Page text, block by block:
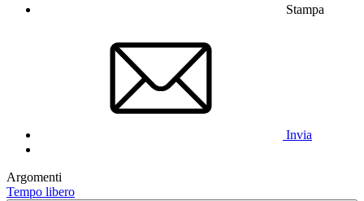
Stampa
Invia
Argomenti
Tempo libero